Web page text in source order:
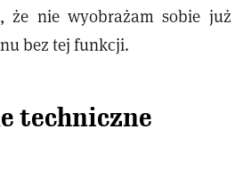
że nie wyobrażam sobie już
bez tej funkcji.
techniczne